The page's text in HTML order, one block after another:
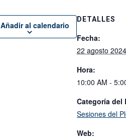
Añadir al calendario
DETALLES
Fecha:
22 agosto 2024
Hora:
10:00 AM -
Categoría del
Sesiones del
Web: